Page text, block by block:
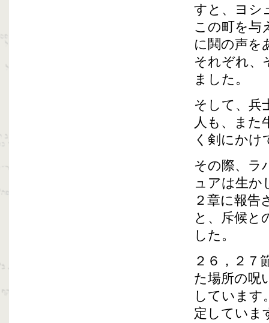
すと、ヨシ
この町を与
に鬨の声を
それぞれ、
ました。
そして、兵
人も、また
く剣にかけ
その際、ラ
ュアは生か
２章に報告
と、斥候と
した。
２６，２７
た場所の呪
しています
定していま